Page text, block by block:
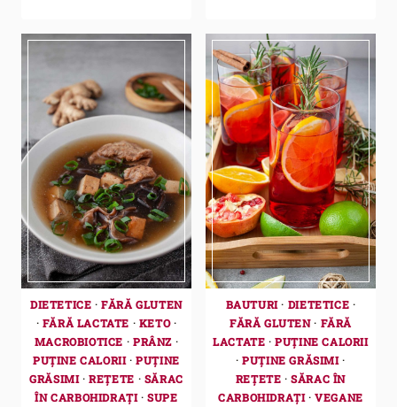
DIETETICE ·FĂRĂ GLUTEN
· FĂRĂ LACTATE · KETO·
MACROBIOTICE · PRÂNZ·
PUȚINE CALORII·PUȚINE
GRĂSIMI·REȚETE · SĂRAC
ÎN CARBOHIDRAȚI·SUPE
BAUTURI· DIETETICE ·
FĂRĂ GLUTEN· FĂRĂ
LACTATE ·PUȚINE CALORII
·PUȚINE GRĂSIMI·
REȚETE ·SĂRAC ÎN
CARBOHIDRAȚI·VEGANE